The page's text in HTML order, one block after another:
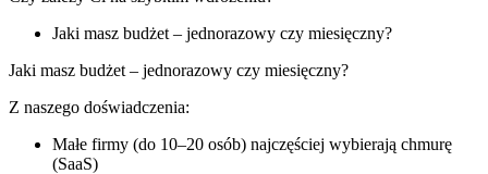
Jaki masz budżet – jednorazowy czy miesięczny?
Jaki masz budżet – jednorazowy czy miesięczny?
Z naszego doświadczenia:
Małe firmy (do 10–20 osób) najczęściej wybierają chmurę
(SaaS)